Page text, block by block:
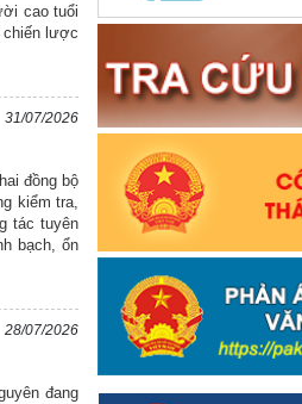
cao tuổi
chiến lược
31/07/2026
đồng bộ
kiểm tra,
tác tuyên
bạch, ổn
28/07/2026
đang